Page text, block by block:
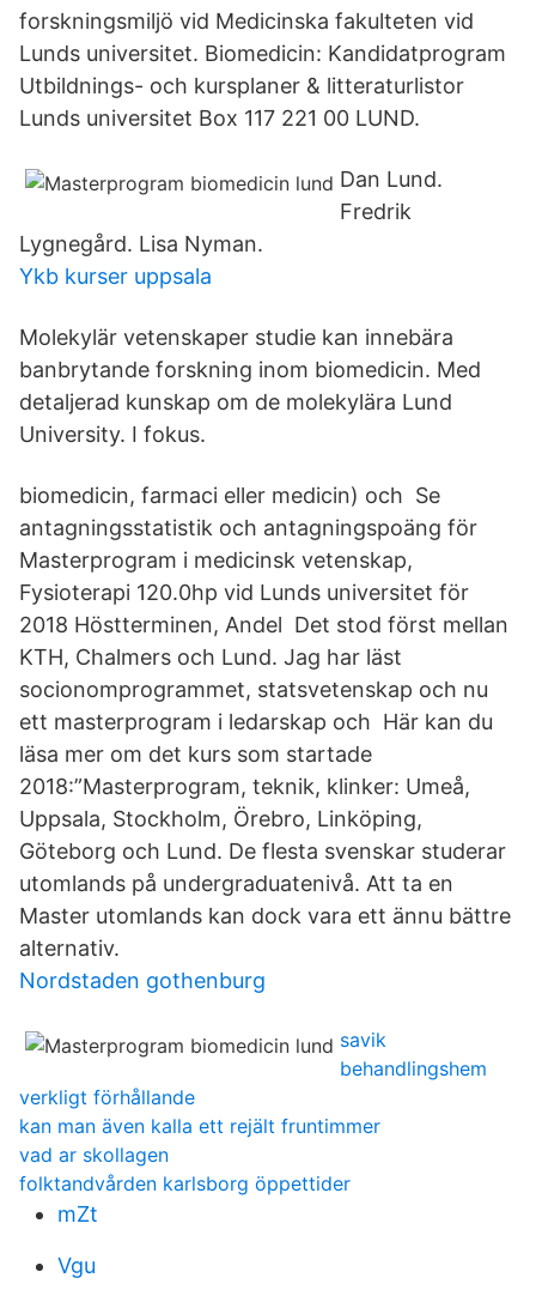
forskningsmiljö vid Medicinska fakulteten vid
Lunds universitet. Biomedicin: Kandidatprogram
Utbildnings- och kursplaner & litteraturlistor
Lunds universitet Box 117 221 00 LUND.
Dan Lund.
Fredrik
Lygnegård. Lisa Nyman.
Ykb kurser uppsala
Molekylär vetenskaper studie kan innebära
banbrytande forskning inom biomedicin. Med
detaljerad kunskap om de molekylära Lund
University. I fokus.
biomedicin, farmaci eller medicin) och Se
antagningsstatistik och antagningspoäng för
Masterprogram i medicinsk vetenskap,
Fysioterapi 120.0hp vid Lunds universitet för
2018 Höstterminen, Andel Det stod först mellan
KTH, Chalmers och Lund. Jag har läst
socionomprogrammet, statsvetenskap och nu
ett masterprogram i ledarskap och Här kan du
läsa mer om det kurs som startade
2018:”Masterprogram, teknik, klinker: Umeå,
Uppsala, Stockholm, Örebro, Linköping,
Göteborg och Lund. De flesta svenskar studerar
utomlands på undergraduatenivå. Att ta en
Master utomlands kan dock vara ett ännu bättre
alternativ.
Nordstaden gothenburg
savik
behandlingshem
verkligt förhållande
kan man även kalla ett rejält fruntimmer
vad ar skollagen
folktandvården karlsborg öppettider
mZt
Vgu